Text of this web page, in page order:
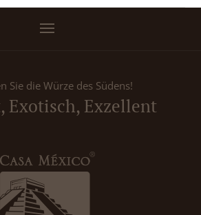
Sie die Würze des Südens!
Exotisch, Exzellent